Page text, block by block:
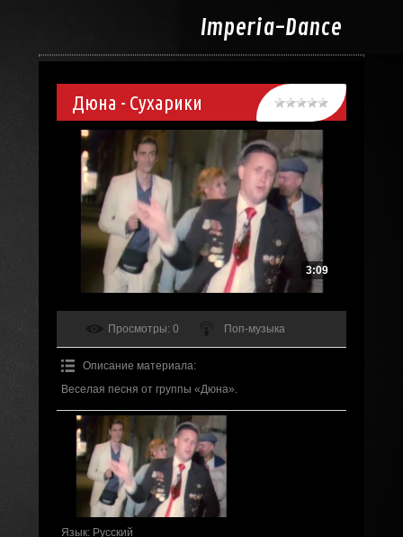
Imperia-Dance
Дюна - Сухарики
3:09
Просмотры: 0 Поп-музыка
Описание материала:
Веселая песня от группы «Дюна».
Язык: Русский